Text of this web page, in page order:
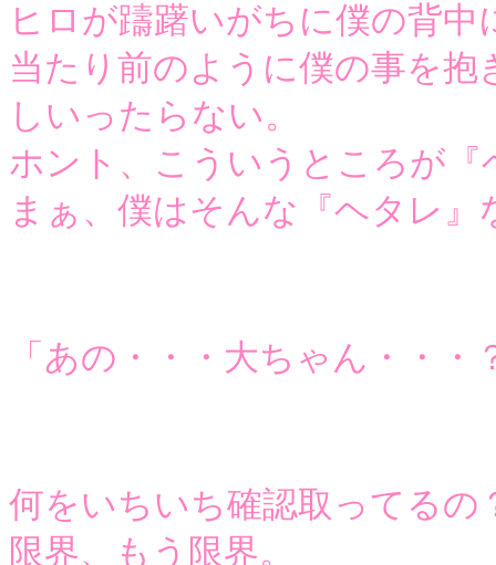
ヒロが躊躇いがちに僕の背
当たり前のように僕の事を
しいったらない。
ホント、こういうところが
まぁ、僕はそんな『ヘタレ
「あの・・・大ちゃん・・
何をいちいち確認取ってる
限界、もう限界。